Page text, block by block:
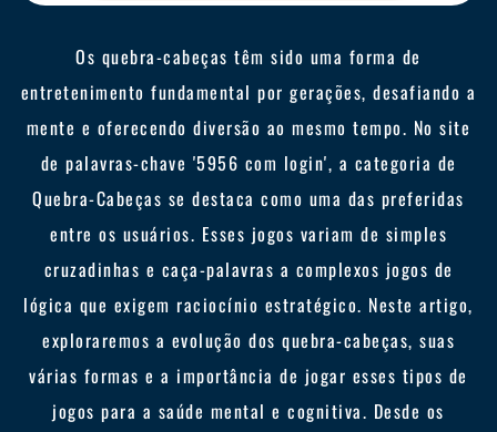
Os quebra-cabeças têm sido uma forma de
entretenimento fundamental por gerações, desafiando a
mente e oferecendo diversão ao mesmo tempo. No site
de palavras-chave '5956 com login', a categoria de
Quebra-Cabeças se destaca como uma das preferidas
entre os usuários. Esses jogos variam de simples
cruzadinhas e caça-palavras a complexos jogos de
lógica que exigem raciocínio estratégico. Neste artigo,
exploraremos a evolução dos quebra-cabeças, suas
várias formas e a importância de jogar esses tipos de
jogos para a saúde mental e cognitiva. Desde os